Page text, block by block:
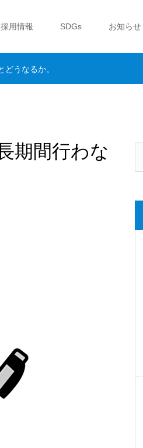
採用情報 SDGs お知らせ
うなるか。
期間行わな